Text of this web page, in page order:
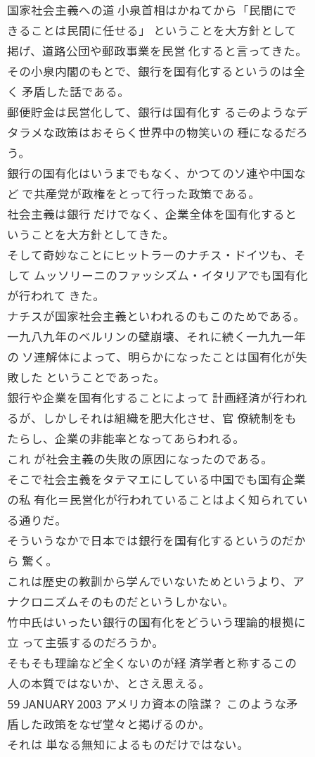
国家社会主義への道 小泉首相はかねてから「民間にで
きることは民間に任せる」 ということを大方針として
掲げ、道路公団や郵政事業を民営 化すると言ってきた。
その小泉内閣のもとで、銀行を国有化するというのは全
く 矛盾した話である。
郵便貯金は民営化して、銀行は国有化す る――このようなデ
タラメな政策はおそらく世界中の物笑いの 種になるだろ
う。
銀行の国有化はいうまでもなく、かつてのソ連や中国な
ど で共産党が政権をとって行った政策である。
社会主義は銀行 だけでなく、企業全体を国有化すると
いうことを大方針としてきた。
そして奇妙なことにヒットラーのナチス・ドイツも、そ
して ムッソリーニのファッシズム・イタリアでも国有化
が行われて きた。
ナチスが国家社会主義といわれるのもこのためである。
一九八九年のベルリンの壁崩壊、それに続く一九九一年
の ソ連解体によって、明らかになったことは国有化が失
敗した ということであった。
銀行や企業を国有化することによって 計画経済が行われ
るが、しかしそれは組織を肥大化させ、官 僚統制をも
たらし、企業の非能率となってあらわれる。
これ が社会主義の失敗の原因になったのである。
そこで社会主義をタテマエにしている中国でも国有企業
の私 有化＝民営化が行われていることはよく知られてい
る通りだ。
そういうなかで日本では銀行を国有化するというのだか
ら 驚く。
これは歴史の教訓から学んでいないためというより、ア
ナクロニズムそのものだというしかない。
竹中氏はいったい銀行の国有化をどういう理論的根拠に
立 って主張するのだろうか。
そもそも理論など全くないのが経 済学者と称するこの
人の本質ではないか、とさえ思える。
59 JANUARY 2003 アメリカ資本の陰謀？ このような矛
盾した政策をなぜ堂々と掲げるのか。
それは 単なる無知によるものだけではない。